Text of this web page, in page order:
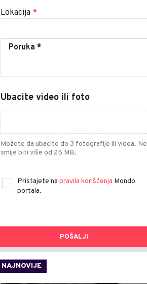
Lokacija *
Ubacite video ili foto
Možete da ubacite do 3 fotografije ili videa. Ne
smije biti više od 25 MB.
Pristajete na pravila korišćenja Mondo
portala.
POŠALJI
NAJNOVIJE